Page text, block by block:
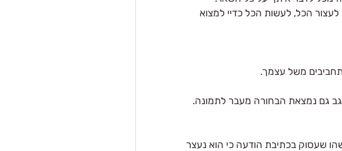
הכל, לעשות הכל כדיי למצוא
משל עצמך.
גם נמצאת הבחורה מעבר לתמונה.
שעסוק בכתיבת הודעה כי הוא נעצר